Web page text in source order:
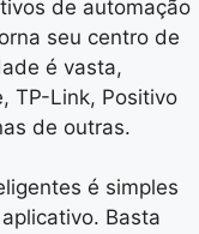
de automação
seu centro de
é vasta,
TP-Link, Positivo
de outras.
é simples
Basta